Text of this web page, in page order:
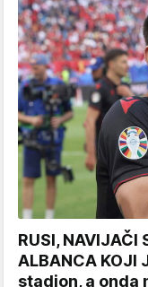
RUSI, NAVIJAČI
ALBANCA KOJI
stadion, a onda